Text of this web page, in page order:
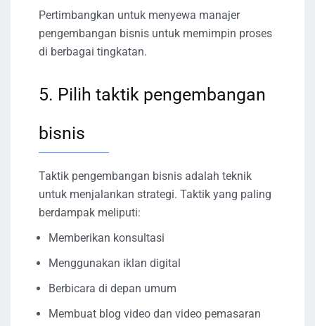
Pertimbangkan untuk menyewa manajer
pengembangan bisnis untuk memimpin proses
di berbagai tingkatan.
5. Pilih taktik pengembangan
bisnis
Taktik pengembangan bisnis adalah teknik
untuk menjalankan strategi. Taktik yang paling
berdampak meliputi:
Memberikan konsultasi
Menggunakan iklan digital
Berbicara di depan umum
Membuat blog video dan video pemasaran